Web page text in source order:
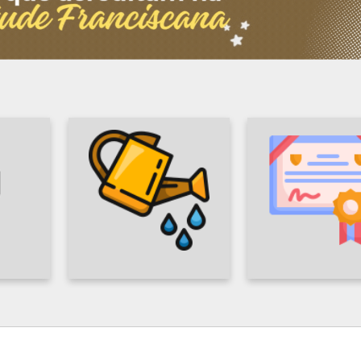
REDE DE
BENFEITORES
JUFRA